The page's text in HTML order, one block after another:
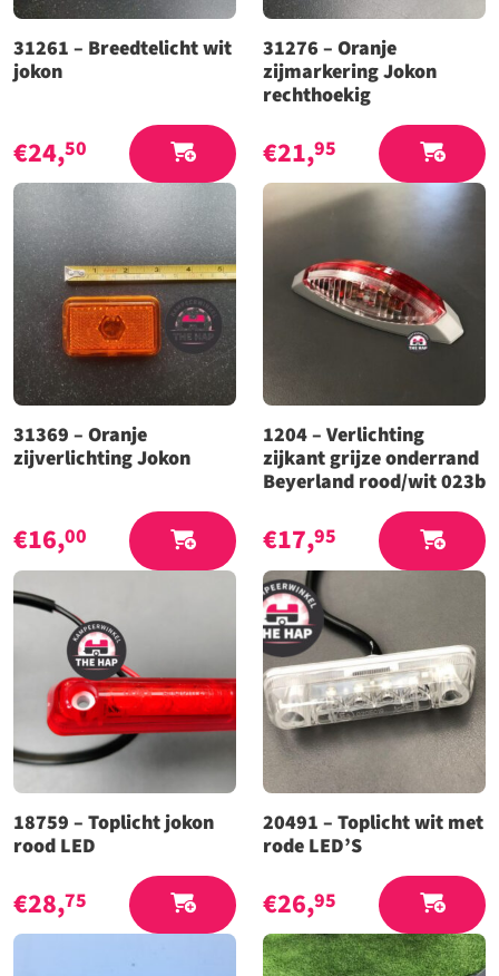
31261 – Breedtelicht wit
jokon
€24,50
31276 – Oranje
zijmarkering Jokon
rechthoekig
€21,95
31369 – Oranje
zijverlichting Jokon
€16,00
1204 – Verlichting
zijkant grijze onderrand
Beyerland rood/wit 023b
€17,95
18759 – Toplicht jokon
rood LED
€28,75
20491 – Toplicht wit met
rode LED’S
€26,95